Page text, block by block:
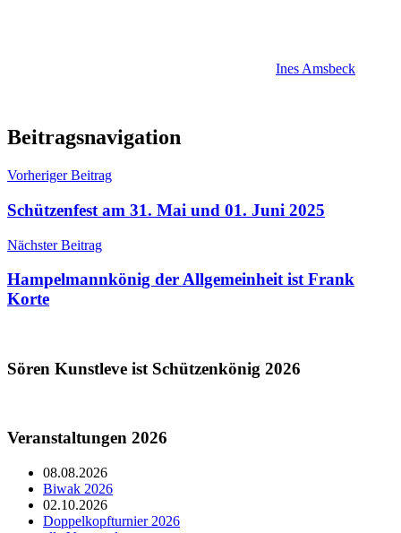
Ines Amsbeck
Allgemein
Beitragsnavigation
Vorheriger Beitrag
Schützenfest am 31. Mai und 01. Juni 2025
Nächster Beitrag
Hampelmannkönig der Allgemeinheit ist Frank
Korte
Sören Kunstleve ist Schützenkönig 2026
Veranstaltungen 2026
08.08.2026
Biwak 2026
02.10.2026
Doppelkopfturnier 2026